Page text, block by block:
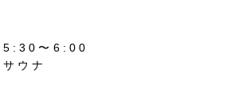
5:30 〜 6:00
サウナ